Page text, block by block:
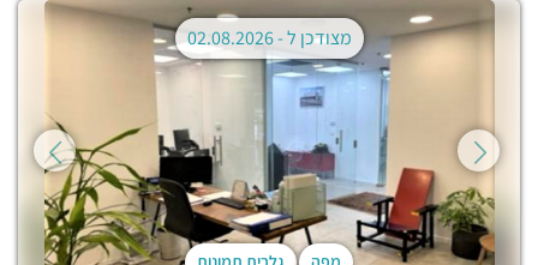
מצודכן ל -02.08.2026